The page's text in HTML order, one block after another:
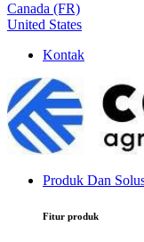
Canada (FR)
United States
Kontak
Produk Dan
Fitur produk